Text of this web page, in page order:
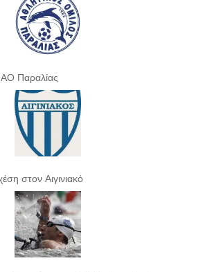
ΑΟ Παραλίας
στον Αιγινιακό